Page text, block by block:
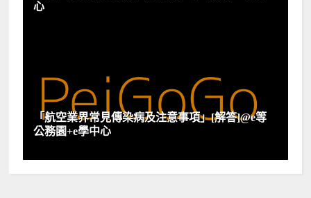
心
「航空業界常見傳染病及注意事項」[解答]@e等
公務園+e學中心